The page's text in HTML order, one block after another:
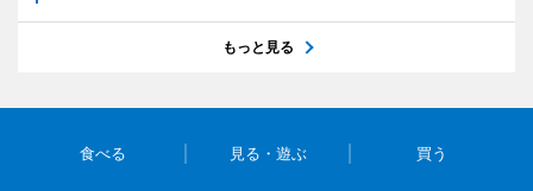
もっと見る
食べる 見る・遊ぶ 買う